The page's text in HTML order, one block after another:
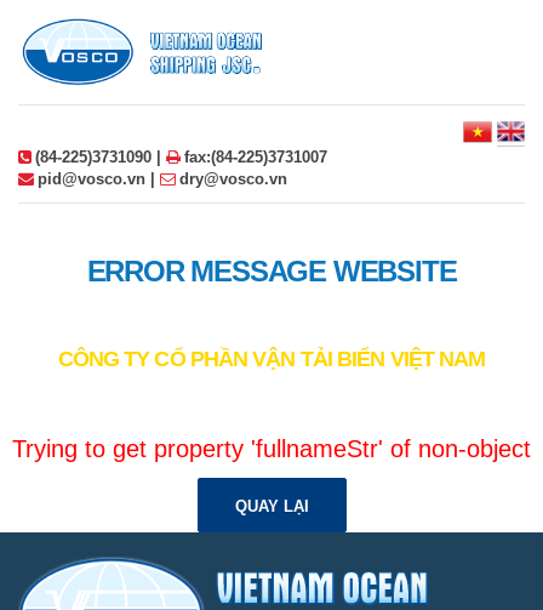
(84-225)3731090 |
fax:(84-225)3731007
pid@vosco.vn |
dry@vosco.vn
ERROR MESSAGE WEBSITE
CÔNG TY CỔ PHẦN VẬN TẢI BIỂN VIỆT NAM
Trying to get property 'fullnameStr' of non-object